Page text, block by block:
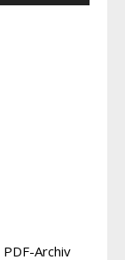
PDF-Archiv